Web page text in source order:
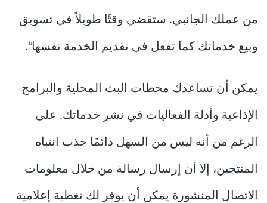
من عملك الجانبي. ستقضي وقتًا طويلاً في تسويق
وبيع خدماتك كما تفعل في تقديم الخدمة نفسها”.
يمكن أن تساعدك محطات البث المحلية والبرامج
الإذاعية وأدلة الفعاليات في نشر خدماتك. على
الرغم من أنه ليس من السهل دائمًا جذب انتباه
المنتجين، إلا أن إرسال رسالة من خلال معلومات
الاتصال المنشورة يمكن أن يوفر لك تغطية إعلامية